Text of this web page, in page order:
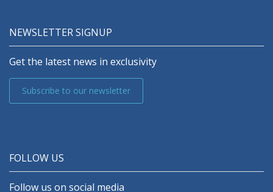
NEWSLETTER SIGNUP
Get the latest news in exclusivity
Subscribe to our newsletter
FOLLOW US
Follow us on social media